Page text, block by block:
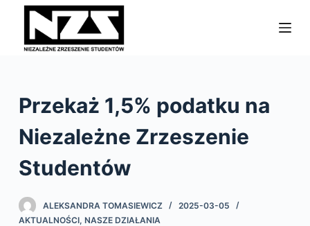
d
o
e
Przekaż 1,5% podatku na
Niezależne Zrzeszenie
Studentów
ALEKSANDRA TOMASIEWICZ
2025-03-05
AKTUALNOŚCI, NASZE DZIAŁANIA